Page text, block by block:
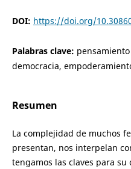
DOI: https://doi.org/
Palabras clave:
democracia,
Resumen
La complejidad de muchos
presentan, nos interpelan
tengamos las claves para